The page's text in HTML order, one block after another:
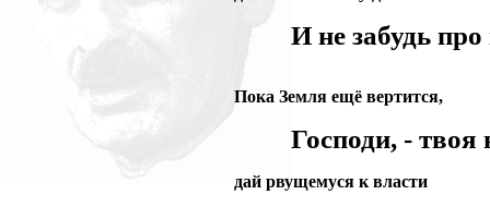
И не забудь
Пока Земля ещё вертится,
Господи, - твоя
дай рвущемуся к власти